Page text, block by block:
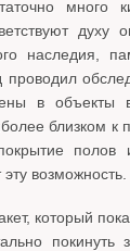
много
духу
наследия,
проводил
в
близком к
возможность.
который
покинуть